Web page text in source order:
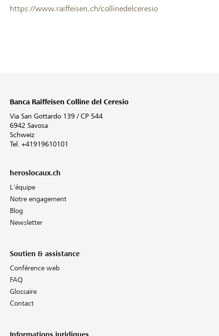
https://www.raiffeisen.ch/collinedelceresio
Banca Raiffeisen Colline del Ceresio
Via San Gottardo 139 / CP 544
6942 Savosa
Schweiz
Tel. +41919610101
heroslocaux.ch
L'équipe
Notre engagement
Blog
Newsletter
Soutien & assistance
Conférence web
FAQ
Glossaire
Contact